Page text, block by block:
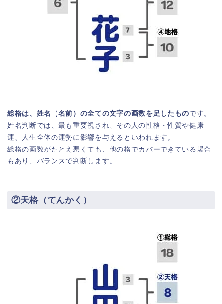
総格は、姓名（名前）の全ての文字の画数を足したものです。
姓名判断では、最も重要視され、その人の性格・性質や健康
運、人生全体の運勢に影響を与えるといわれます。
総格の画数がたとえ悪くても、他の格でカバーできている場合
もあり、バランスで判断します。
②天格（てんかく）